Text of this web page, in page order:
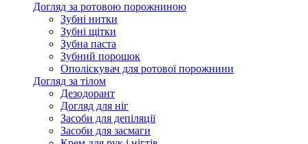
Догляд за ротовою порожниною
Зубні нитки
Зубні щітки
Зубна паста
Зубний порошок
Ополіскувач для ротової порожнини
Догляд за тілом
Дезодорант
Догляд для ніг
Засоби для депіляції
Засоби для засмаги